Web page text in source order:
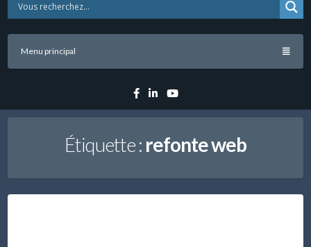
Menu principal
Facebook
LinkedinYouTube
Étiquette : refonte web